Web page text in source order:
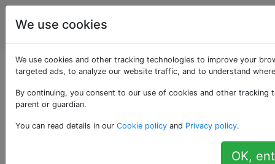
Programmierrätsel
& Code Golf
Zerlegen Sie eine
Zahl mit bit-x oder
ohne die Ziffern 0, 3,
We use cookies
We use cookies and other tracking technologies to improve your
targeted ads, to analyze our website traffic, and to understand
By continuing, you consent to our use of cookies and other
parent or guardian.
You can read details in our Cookie policy and Privacy policy.
OK,